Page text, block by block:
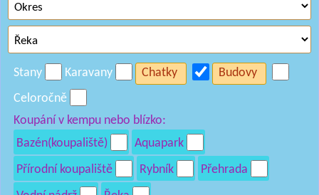
Stany Karavany Chatky
Budovy
Celoročně
Koupání v kempu nebo blízko:
Bazén(koupaliště)
Aquapark
Přírodní koupaliště
Rybník
Přehrada